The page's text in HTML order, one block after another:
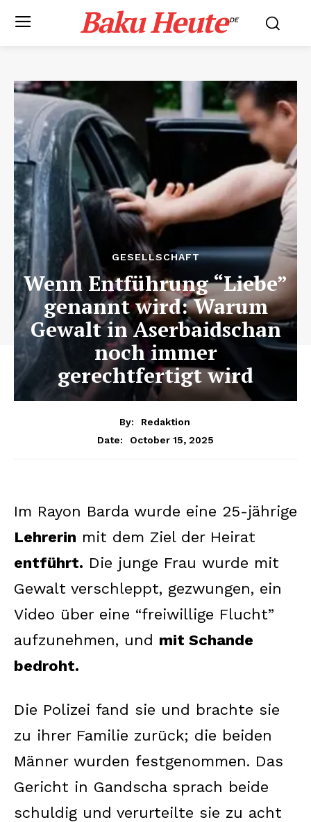
Baku Heute.DE
GESELLSCHAFT
Wenn Entführung “Liebe”
genannt wird: Warum
Gewalt in Aserbaidschan
noch immer
gerechtfertigt wird
By:
Redaktion
Date:
October 15, 2025
Im Rayon Barda wurde eine 25-jährige
Lehrerin mit dem Ziel der Heirat
entführt. Die junge Frau wurde mit
Gewalt verschleppt, gezwungen, ein
Video über eine “freiwillige Flucht”
aufzunehmen, und mit Schande
bedroht.
Die Polizei fand sie und brachte sie
zu ihrer Familie zurück; die beiden
Männer wurden festgenommen. Das
Gericht in Gandscha sprach beide
schuldig und verurteilte sie zu acht